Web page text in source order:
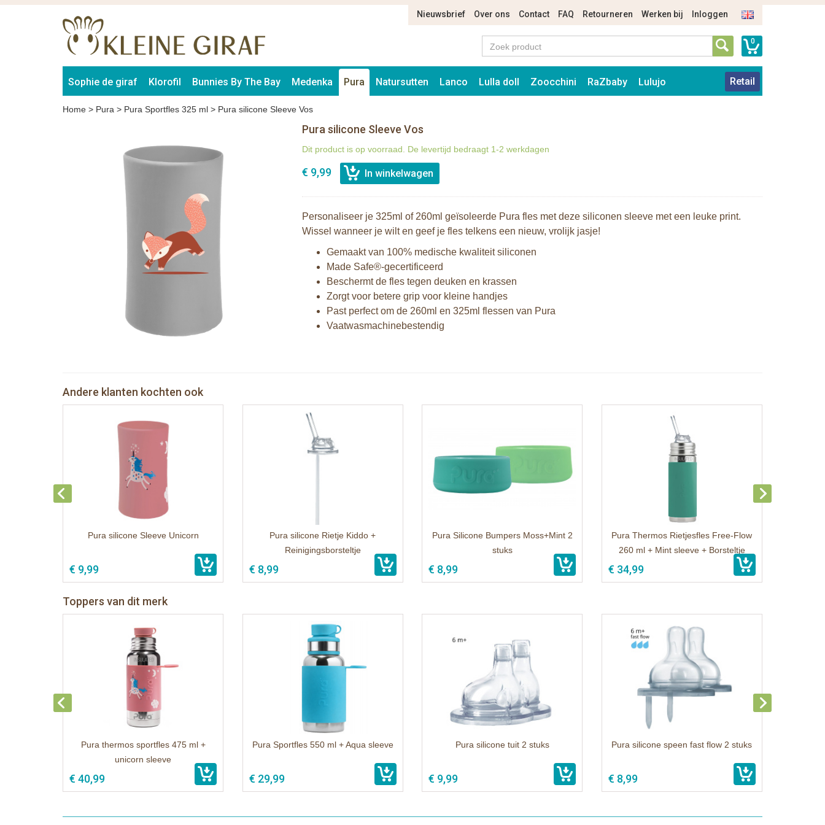
Nieuwsbrief Over ons Contact FAQ Retourneren Werken bij Inloggen
0
Sophie de giraf Klorofil Bunnies By The Bay Medenka Pura Natursutten Lanco Lulla doll Zoocchini RaZbaby Lulujo Retail
Home > Pura > Pura Sportfles 325 ml > Pura silicone Sleeve Vos
Pura silicone Sleeve Vos
Dit product is op voorraad. De levertijd bedraagt 1-2 werkdagen
€ 9,99
Personaliseer je 325ml of 260ml geïsoleerde Pura fles met deze siliconen sleeve met een leuke print.
Wissel wanneer je wilt en geef je fles telkens een nieuw, vrolijk jasje!
Gemaakt van 100% medische kwaliteit siliconen
Made Safe®-gecertificeerd
Beschermt de fles tegen deuken en krassen
Zorgt voor betere grip voor kleine handjes
Past perfect om de 260ml en 325ml flessen van Pura
Vaatwasmachinebestendig
Andere klanten kochten ook
Pura silicone Sleeve Unicorn
€ 9,99
Pura silicone Rietje Kiddo +
Reinigingsborsteltje
€ 8,99
Pura Silicone Bumpers Moss+Mint 2
stuks
€ 8,99
Pura Thermos Rietjesfles Free-Flow
260 ml + Mint sleeve + Borsteltje
€ 34,99
Toppers van dit merk
Pura thermos sportfles 475 ml +
unicorn sleeve
€ 40,99
Pura Sportfles 550 ml + Aqua sleeve
€ 29,99
Pura silicone tuit 2 stuks
€ 9,99
Pura silicone speen fast flow 2 stuks
€ 8,99